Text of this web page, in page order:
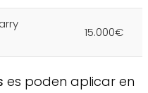
15.000€
es poden aplicar en